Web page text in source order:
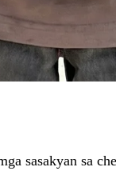
sasakyan sa